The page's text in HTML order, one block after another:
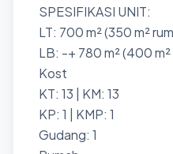
SPESIFIKASI UNIT:
LT: 700 m² (350 m²
LB: -+ 780 m² (400
Kost
KT: 13 | KM: 13
KP: 1 | KMP: 1
Gudang: 1